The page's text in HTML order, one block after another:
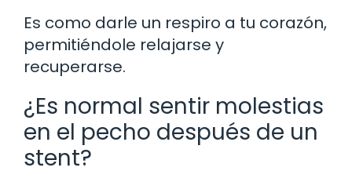
Es como darle un respiro a tu corazón,
permitiéndole relajarse y
recuperarse.
¿Es normal sentir molestias
en el pecho después de un
stent?